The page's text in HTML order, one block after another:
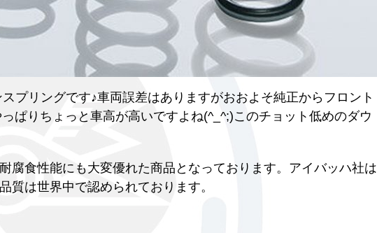
プリングです♪車両誤差はありますがおおよそ純正からフロント
ぱりちょっと車高が高いですよね(^_^;)このチョット低めのダウ
食性能にも大変優れた商品となっております。アイバッハ社は
質は世界中で認められております。